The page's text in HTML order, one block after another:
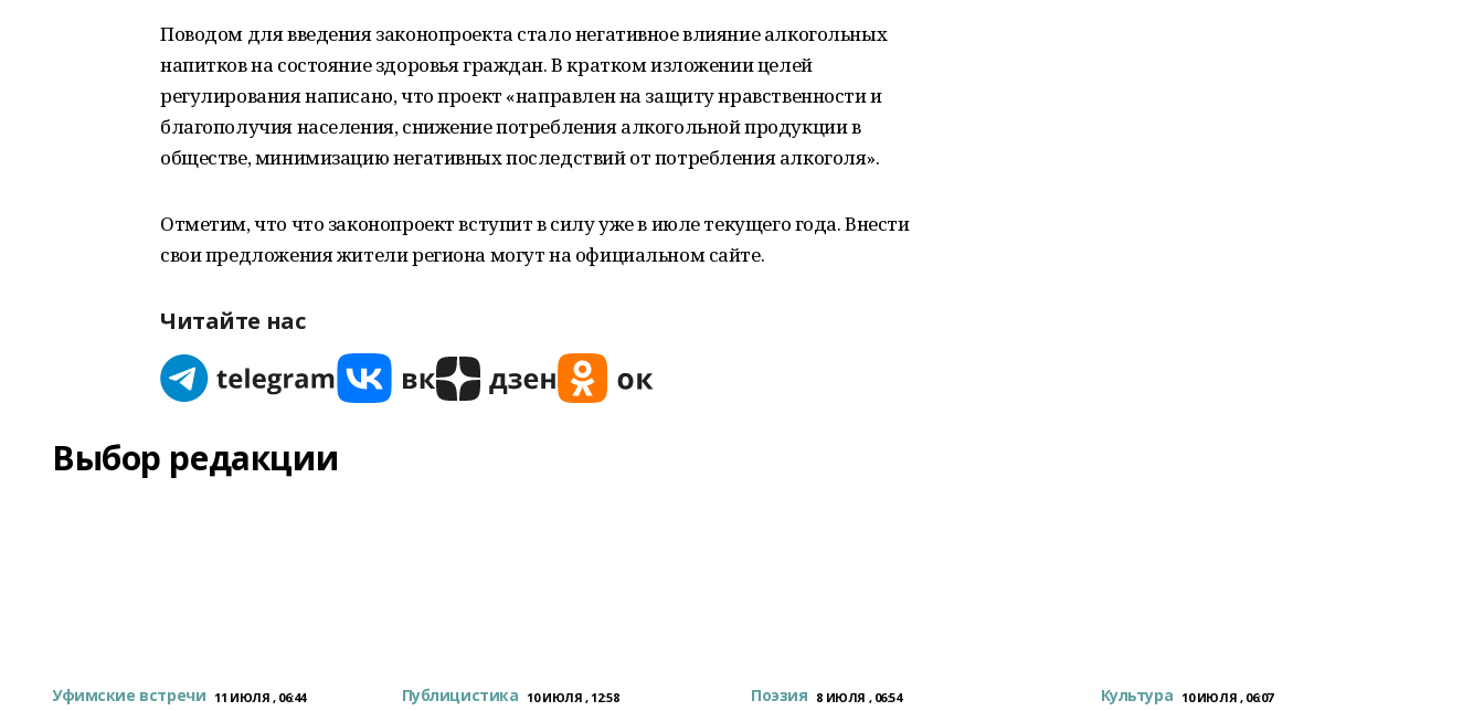
Поводом для введения законопроекта стало негативное влияние алкогольных
напитков на состояние здоровья граждан. В кратком изложении целей
регулирования написано, что проект «направлен на защиту нравственности и
благополучия населения, снижение потребления алкогольной продукции в
обществе, минимизацию негативных последствий от потребления алкоголя».
Отметим, что что законопроект вступит в силу уже в июле текущего года. Внести
свои предложения жители региона могут на официальном сайте.
Читайте нас
Выбор редакции
Уфимские встречи 11 ИЮЛЯ , 06:44 Публицистика 10 ИЮЛЯ , 12:58 Поэзия 8 ИЮЛЯ , 06:54 Культура 10 ИЮЛЯ , 06:07